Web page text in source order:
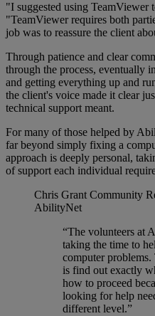
"I suggested using TeamViewer
"TeamViewer requires both
job was to reassure the client
Through patience and clear
through the process, eventually
and getting everything up and
the client's voice made it clear
technical support meant.
For many of those helped by
far beyond simply fixing a
approach is deeply personal,
of support each individual
Chris Grant Community
AbilityNet
“The volunteers at
taking the time to
computer
is find out exactly
how to proceed
looking for help
different level.”